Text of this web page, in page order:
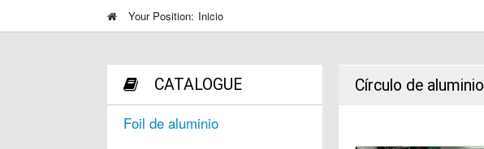
Your Position: Inicio
CATALOGUE
Foil de aluminio
Círculo de aluminio